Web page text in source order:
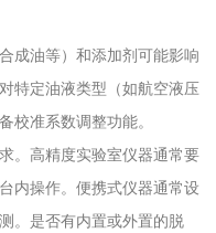
油等）和添加剂可能影响
特定油液类型（如航空液压
校准系数调整功能。
高精度实验室仪器通常要
内操作。便携式仪器通常设
。是否有内置或外置的脱